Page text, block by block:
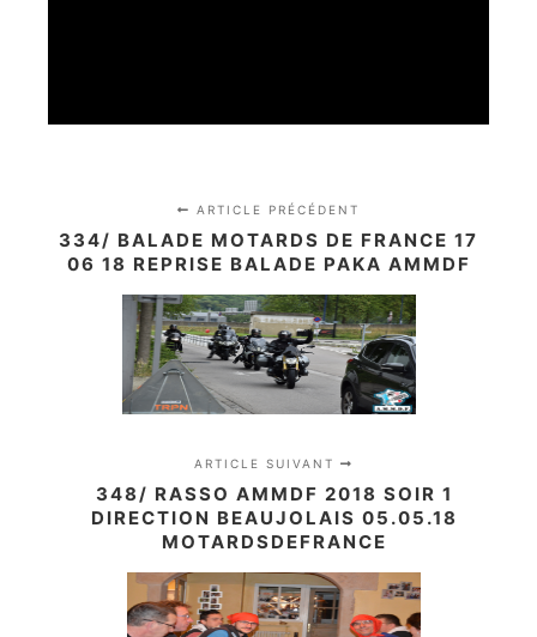
ARTICLE PRÉCÉDENT
334/ BALADE MOTARDS DE FRANCE 17
06 18 REPRISE BALADE PAKA AMMDF
ARTICLE SUIVANT
348/ RASSO AMMDF 2018 SOIR 1
DIRECTION BEAUJOLAIS 05.05.18
MOTARDSDEFRANCE